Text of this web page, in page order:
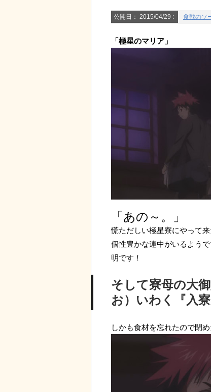
公開日： 2015/04/29 : 食戟のソ
「極星のマリア」
「あの～。」
慌ただしい極星寮にやって
個性豊かな連中がいるよう
明です！
そして寮母の大
お）いわく『入
しかも食材を忘れたので閉